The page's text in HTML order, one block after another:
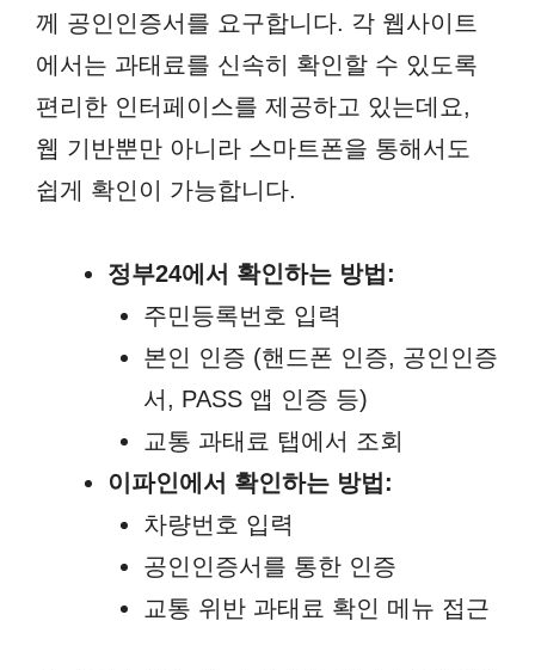
께 공인인증서를 요구합니다. 각 웹사이트
에서는 과태료를 신속히 확인할 수 있도록
편리한 인터페이스를 제공하고 있는데요,
웹 기반뿐만 아니라 스마트폰을 통해서도
쉽게 확인이 가능합니다.
정부24에서 확인하는 방법:
주민등록번호 입력
본인 인증 (핸드폰 인증, 공인인증
서, PASS 앱 인증 등)
교통 과태료 탭에서 조회
이파인에서 확인하는 방법:
차량번호 입력
공인인증서를 통한 인증
교통 위반 과태료 확인 메뉴 접근